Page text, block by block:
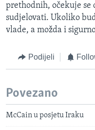
prethodnih, očekuje se
sudjelovati. Ukoliko
vlade, a možda i
Podijeli
Povezano
McCain u posjetu Iraku